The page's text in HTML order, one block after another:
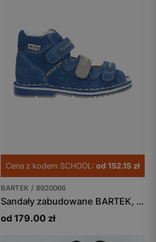
Cena z kodem SCHOOL: od 152.15 zł
BARTEK / 8920066
Sandały zabudowane BARTEK, 89200-66, dla chłopców niebiesko-popielate
od 179.00 zł